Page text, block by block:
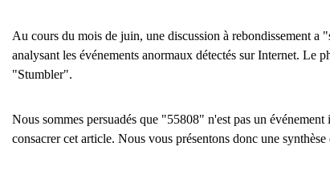
Au cours du mois de juin, une discussion à rebondissement a
analysant les événements anormaux détectés sur Internet. Le
"Stumbler".
Nous sommes persuadés que "55808" n'est pas un
consacrer cet article. Nous vous présentons donc une